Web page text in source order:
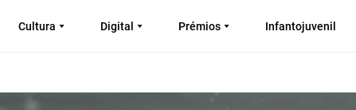
Cultura Digital Prémios Infantojuvenil